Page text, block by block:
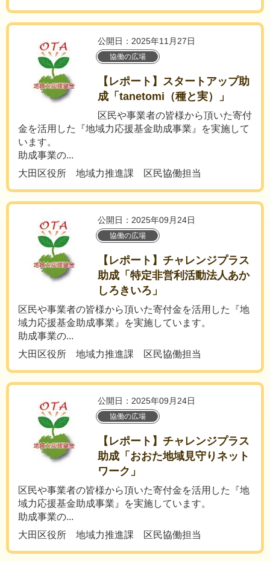
公開日：2025年11月27日
協働の広場
【レポート】スタートアップ助
成「tanetomi（種と実）」
区民や事業者の皆様から頂いた寄付
金を活用した『地域力応援基金助成事業』を実施して
います。
助成事業の...
大田区役所 地域力推進課 区民協働担当
公開日：2025年09月24日
協働の広場
【レポート】チャレンジプラス
助成「特定非営利活動法人あか
しろきいろ」
区民や事業者の皆様から頂いた寄付金を活用した『地
域力応援基金助成事業』を実施しています。
助成事業の...
大田区役所 地域力推進課 区民協働担当
公開日：2025年09月24日
協働の広場
【レポート】チャレンジプラス
助成「おおた地域見守りネット
ワーク」
区民や事業者の皆様から頂いた寄付金を活用した『地
域力応援基金助成事業』を実施しています。
助成事業の...
大田区役所 地域力推進課 区民協働担当